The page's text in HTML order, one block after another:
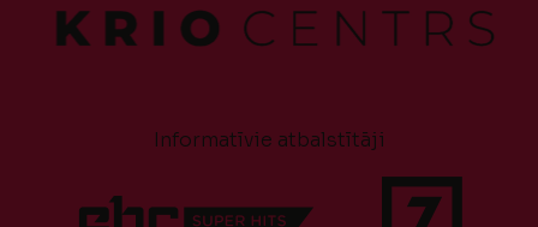
Informatīvie atbalstītāji